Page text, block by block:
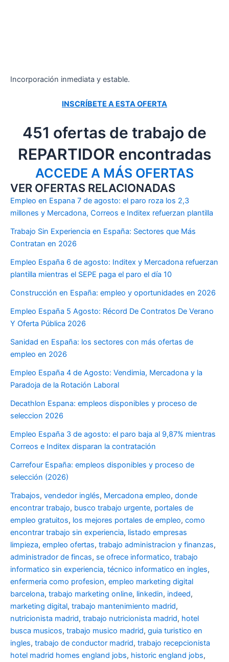
Incorporación inmediata y estable.
INSCRÍBETE A ESTA OFERTA
451 ofertas de trabajo de
REPARTIDOR encontradas
ACCEDE A MÁS OFERTAS
VER OFERTAS RELACIONADAS
Empleo en Espana 7 de agosto: el paro roza los 2,3
millones y Mercadona, Correos e Inditex refuerzan plantilla
Trabajo Sin Experiencia en España: Sectores que Más
Contratan en 2026
Empleo España 6 de agosto: Inditex y Mercadona refuerzan
plantilla mientras el SEPE paga el paro el día 10
Construcción en España: empleo y oportunidades en 2026
Empleo España 5 Agosto: Récord De Contratos De Verano
Y Oferta Pública 2026
Sanidad en España: los sectores con más ofertas de
empleo en 2026
Empleo España 4 de Agosto: Vendimia, Mercadona y la
Paradoja de la Rotación Laboral
Decathlon Espana: empleos disponibles y proceso de
seleccion 2026
Empleo España 3 de agosto: el paro baja al 9,87% mientras
Correos e Inditex disparan la contratación
Carrefour España: empleos disponibles y proceso de
selección (2026)
Trabajos, vendedor inglés, Mercadona empleo, donde
encontrar trabajo, busco trabajo urgente, portales de
empleo gratuitos, los mejores portales de empleo, como
encontrar trabajo sin experiencia, listado empresas
limpieza, empleo ofertas, trabajo administracion y finanzas,
administrador de fincas, se ofrece informatico, trabajo
informatico sin experiencia, técnico informatico en ingles,
enfermeria como profesion, empleo marketing digital
barcelona, trabajo marketing online, linkedin, indeed,
marketing digital, trabajo mantenimiento madrid,
nutricionista madrid, trabajo nutricionista madrid, hotel
busca musicos, trabajo musico madrid, guia turistico en
ingles, trabajo de conductor madrid, trabajo recepcionista
hotel madrid homes england jobs, historic england jobs,